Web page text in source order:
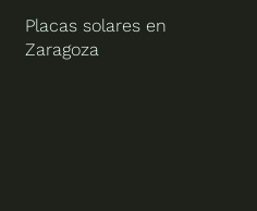
Placas solares en
Zaragoza